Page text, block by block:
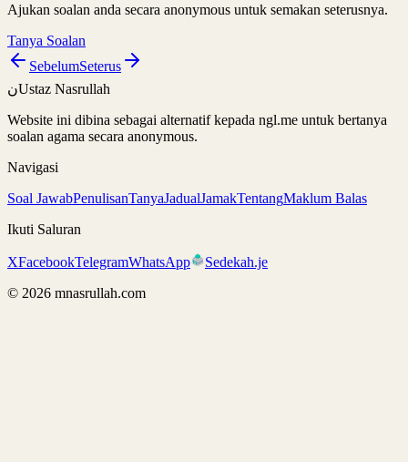
Ajukan soalan anda secara anonymous untuk semakan seterusnya.
Tanya Soalan
SebelumSeterus
نUstaz Nasrullah
Website ini dibina sebagai alternatif kepada ngl.me untuk bertanya
soalan agama secara anonymous.
Navigasi
Soal JawabPenulisanTanyaJadualJamakTentangMaklum Balas
Ikuti Saluran
XFacebookTelegramWhatsApp
Sedekah.je
© 2026 mnasrullah.com